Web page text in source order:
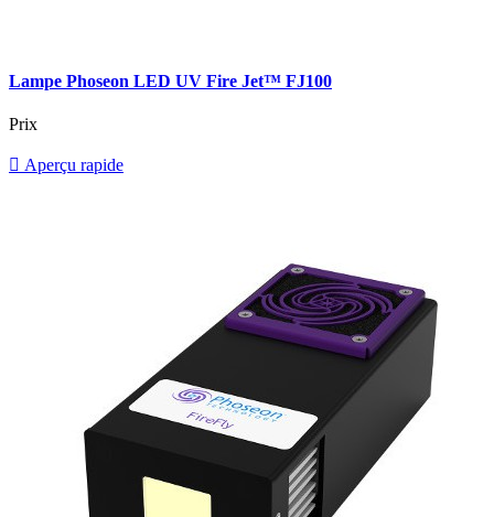
Lampe Phoseon LED UV Fire Jet™ FJ100
Prix
 Aperçu rapide